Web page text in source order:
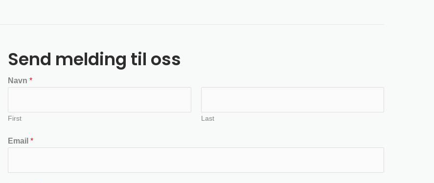
Send melding til oss
Navn*
First Last
Email*